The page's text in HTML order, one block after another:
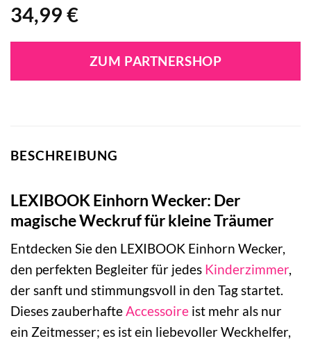
34,99 €
ZUM PARTNERSHOP
BESCHREIBUNG
LEXIBOOK Einhorn Wecker: Der
magische Weckruf für kleine Träumer
Entdecken Sie den LEXIBOOK Einhorn Wecker,
den perfekten Begleiter für jedes Kinderzimmer,
der sanft und stimmungsvoll in den Tag startet.
Dieses zauberhafteAccessoire ist mehr als nur
ein Zeitmesser; es ist ein liebevoller Weckhelfer,